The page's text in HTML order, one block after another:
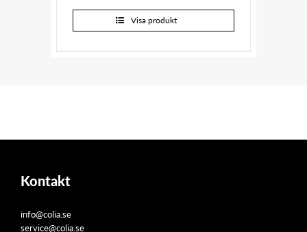
Visa produkt
Kontakt
info@colia.se
service@colia.se